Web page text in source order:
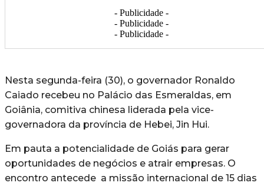
- Publicidade -
- Publicidade -
- Publicidade -
Nesta segunda-feira (30), o governador Ronaldo
Caiado recebeu no Palácio das Esmeraldas, em
Goiânia, comitiva chinesa liderada pela vice-
governadora da província de Hebei, Jin Hui.
Em pauta a potencialidade de Goiás para gerar
oportunidades de negócios e atrair empresas. O
encontro antecede a missão internacional de 15 dias